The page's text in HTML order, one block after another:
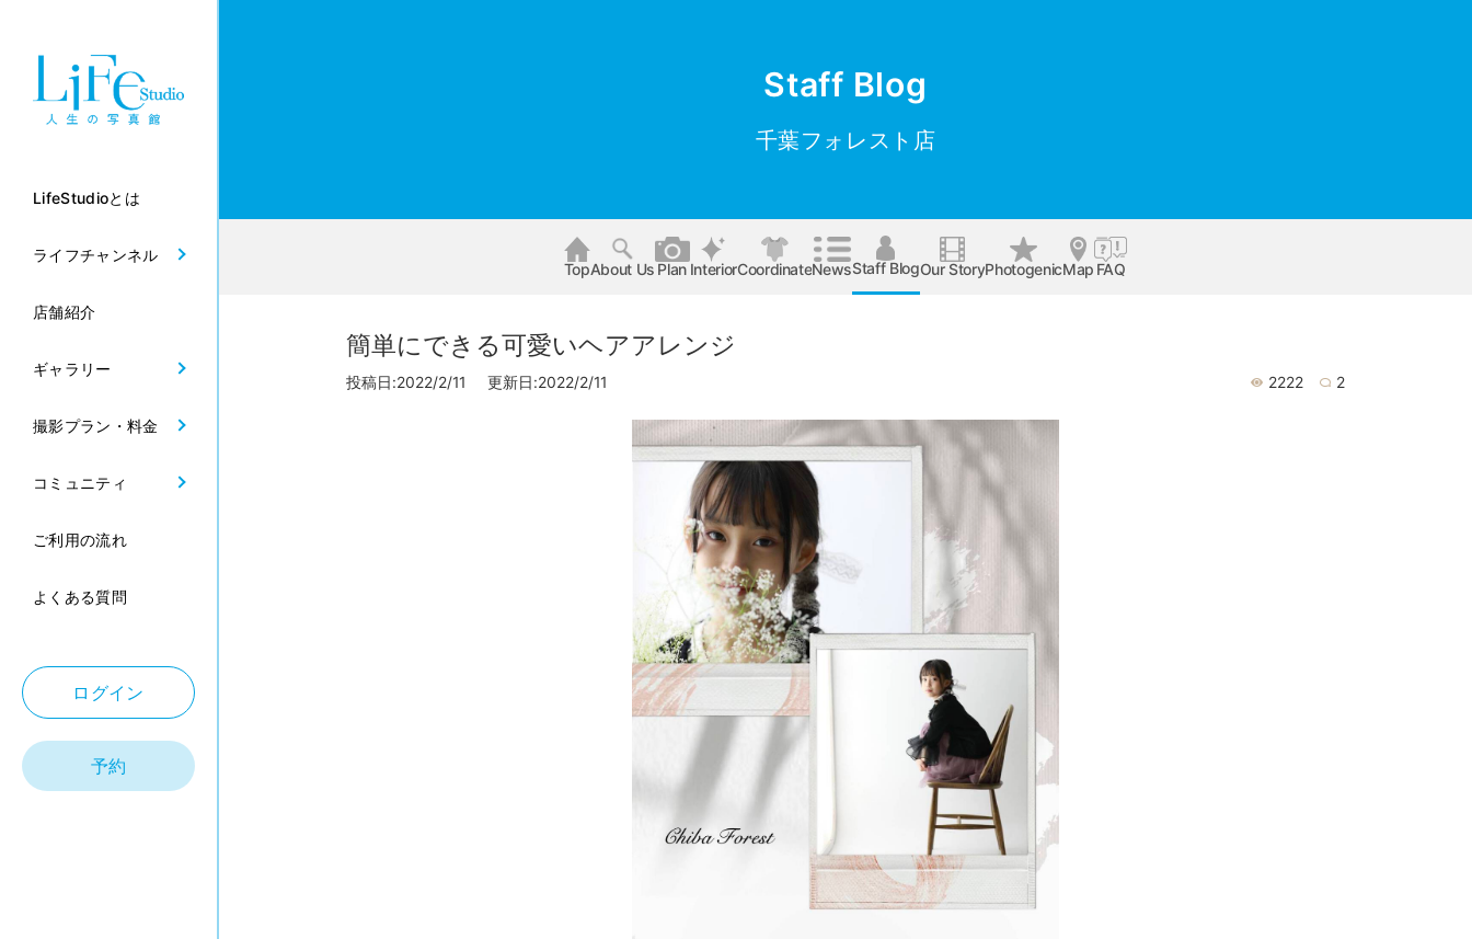
LifeStudioとは
ライフチャンネル
店舗紹介
ギャラリー
撮影プラン・料金
コミュニティ
ご利用の流れ
よくある質問
ログイン
予約
Staff Blog
千葉フォレスト店
TopAbout Us Plan InteriorCoordinateNewsStaff BlogOur StoryPhotogenicMap FAQ
簡単にできる可愛いヘアアレンジ
投稿日:2022/2/11 更新日:2022/2/11 2222 2